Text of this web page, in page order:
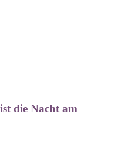
die Nacht am